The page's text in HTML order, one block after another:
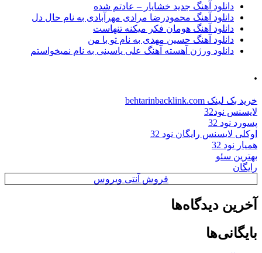
دانلود آهنگ جدید خشایار – عادتم شده
دانلود آهنگ محمودرضا مرادی مهرآبادی به نام حال دل
دانلود آهنگ هومان فکر میکنه تنهاست
دانلود آهنگ حسین مهدی به نام تو با من
دانلود ورژن آهسته آهنگ علی یاسینی به نام نمیخواستم
.
خرید بک لینک behtarinbacklink.com
لایسنس نود32
پسورد نود 32
اوکلی لایسنس رایگان نود 32
همیار نود 32
بهترین سئو
رایگان
فروش آنتی ویروس
آخرین دیدگاه‌ها
بایگانی‌ها